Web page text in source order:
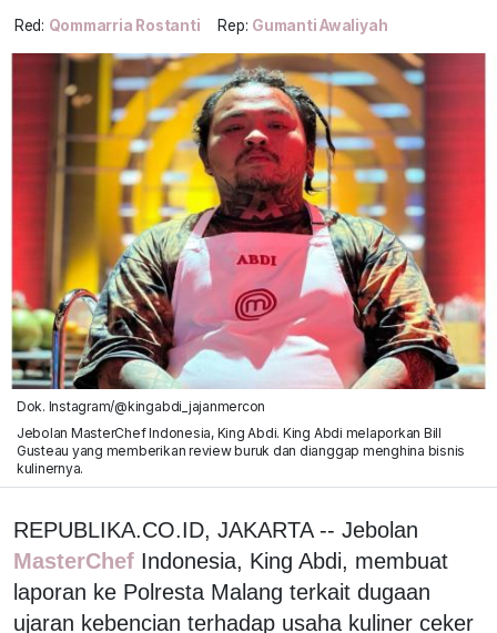
Red: Qommarria Rostanti Rep: Gumanti Awaliyah
Dok. Instagram/@kingabdi_jajanmercon
Jebolan MasterChef Indonesia, King Abdi. King Abdi melaporkan Bill
Gusteau yang memberikan review buruk dan dianggap menghina bisnis
kulinernya.
REPUBLIKA.CO.ID, JAKARTA -- Jebolan
MasterChef Indonesia, King Abdi, membuat
laporan ke Polresta Malang terkait dugaan
ujaran kebencian terhadap usaha kuliner ceker